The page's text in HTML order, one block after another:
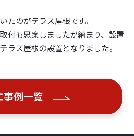
たのがテラス屋根です。
付も思案しましたが納まり、設置
ラス屋根の設置となりました。
事例一覧